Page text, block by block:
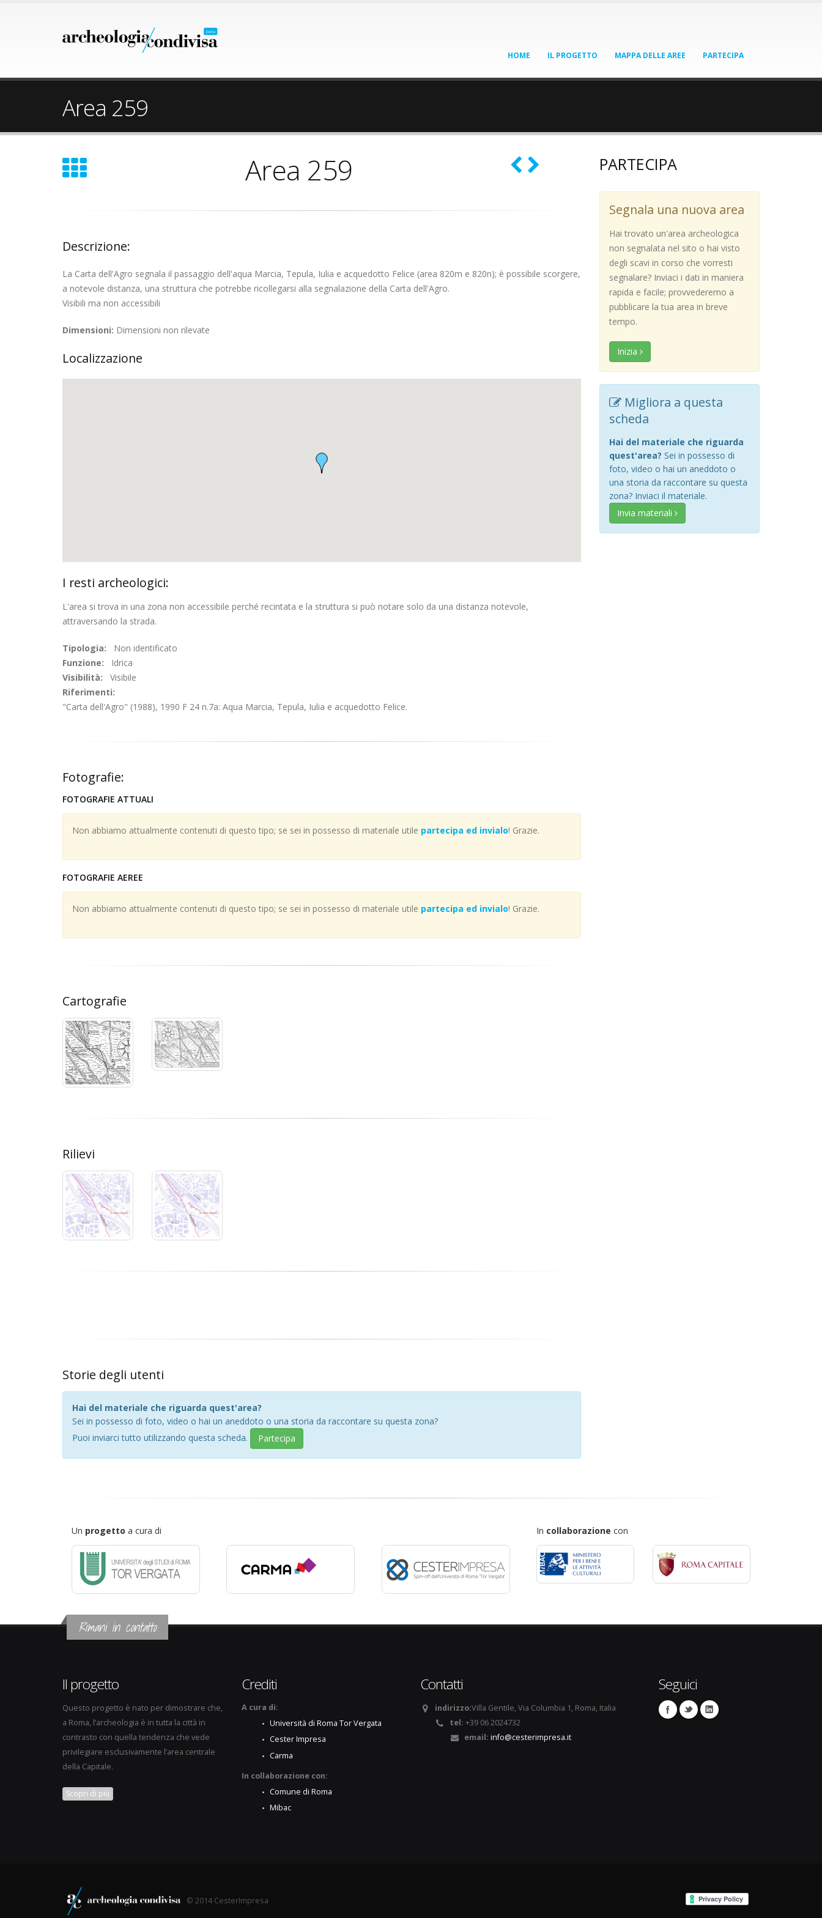
HOME IL PROGETTO MAPPA DELLE AREE PARTECIPA
Area 259
Area 259
Descrizione:
La Carta dell'Agro segnala il passaggio dell'aqua Marcia, Tepula, Iulia e acquedotto Felice (area 820m e 820n); è possibile scorgere,
a notevole distanza, una struttura che potrebbe ricollegarsi alla segnalazione della Carta dell'Agro.
Visibili ma non accessibili
Dimensioni: Dimensioni non rilevate
Localizzazione
I resti archeologici:
L'area si trova in una zona non accessibile perché recintata e la struttura si può notare solo da una distanza notevole,
attraversando la strada.
Tipologia: Non identificato
Funzione: Idrica
Visibilità: Visibile
Riferimenti:
"Carta dell'Agro" (1988), 1990 F 24 n.7a: Aqua Marcia, Tepula, Iulia e acquedotto Felice.
Fotografie:
FOTOGRAFIE ATTUALI
Non abbiamo attualmente contenuti di questo tipo; se sei in possesso di materiale utile partecipa ed invialo! Grazie.
FOTOGRAFIE AEREE
Non abbiamo attualmente contenuti di questo tipo; se sei in possesso di materiale utile partecipa ed invialo! Grazie.
Cartografie
Rilievi
Storie degli utenti
Hai del materiale che riguarda quest'area?
Sei in possesso di foto, video o hai un aneddoto o una storia da raccontare su questa zona?
Puoi inviarci tutto utilizzando questa scheda.
Partecipa
PARTECIPA
Segnala una nuova area
Hai trovato un'area archeologica
non segnalata nel sito o hai visto
degli scavi in corso che vorresti
segnalare? Inviaci i dati in maniera
rapida e facile; provvederemo a
pubblicare la tua area in breve
tempo.
Inizia
Migliora a questa
scheda
Hai del materiale che riguarda
quest'area? Sei in possesso di
foto, video o hai un aneddoto o
una storia da raccontare su questa
zona? Inviaci il materiale.
Invia materiali
Un progetto a cura di In collaborazione con
Rimani in contatto
Il progetto
Questo progetto è nato per dimostrare che,
a Roma, l’archeologia è in tutta la città in
contrasto con quella tendenza che vede
privilegiare esclusivamente l’area centrale
della Capitale.
Scopri di più
Crediti
A cura di:
Università di Roma Tor Vergata
Cester Impresa
Carma
In collaborazione con:
Comune di Roma
Mibac
Contatti
indirizzo:Villa Gentile, Via Columbia 1, Roma, Italia
tel: +39 06 2024732
email: info@cesterimpresa.it
Seguici
© 2014 CesterImpresa